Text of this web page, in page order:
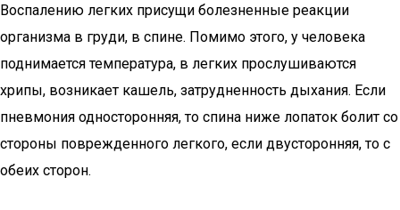
Воспалению легких присущи болезненные реакции
организма в груди, в спине. Помимо этого, у человека
поднимается температура, в легких прослушиваются
хрипы, возникает кашель, затрудненность дыхания. Если
пневмония односторонняя, то спина ниже лопаток болит со
стороны поврежденного легкого, если двусторонняя, то с
обеих сторон.